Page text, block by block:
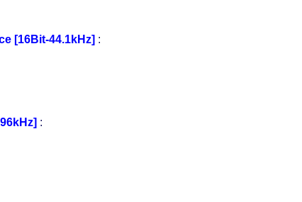
[16Bit-44.1kHz] :
: